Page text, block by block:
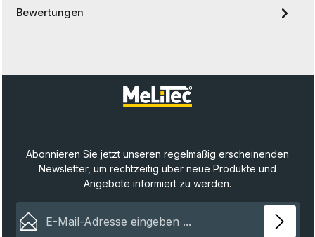
Bewertungen
Abonnieren Sie jetzt unseren regelmäßig erscheinenden
Newsletter, um rechtzeitig über neue Produkte und
Angebote informiert zu werden.